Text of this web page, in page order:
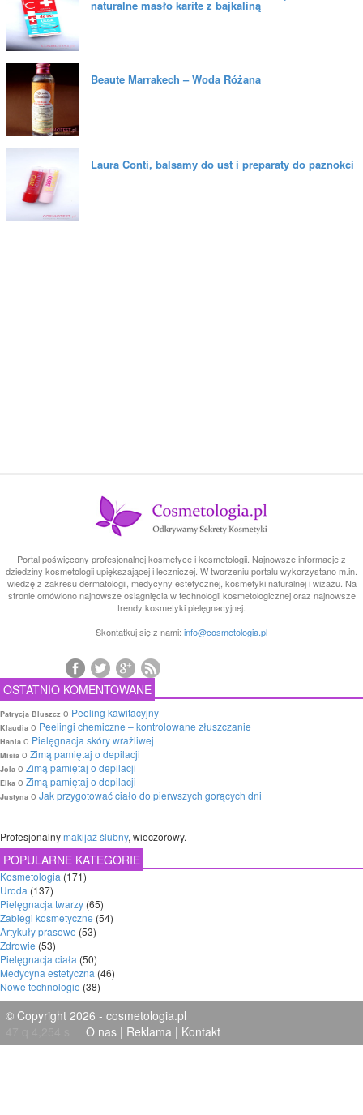
naturalne masło karite z bajkaliną
Beaute Marrakech – Woda Różana
Laura Conti, balsamy do ust i preparaty do paznokci
Portal poświęcony profesjonalnej kosmetyce i kosmetologii. Najnowsze informacje z
dziedziny kosmetologii upiększającej i leczniczej. W tworzeniu portalu wykorzystano m.in.
wiedzę z zakresu dermatologii, medycyny estetycznej, kosmetyki naturalnej i wizażu. Na
stronie omówiono najnowsze osiągnięcia w technologii kosmetologicznej oraz najnowsze
trendy kosmetyki pielęgnacyjnej.
Skontatkuj się z nami: info@cosmetologia.pl
OSTATNIO KOMENTOWANE
Patrycja Bluszcz o Peeling kawitacyjny
Klaudia o Peelingi chemiczne – kontrolowane złuszczanie
Hania o Pielęgnacja skóry wrażliwej
Misia o Zimą pamiętaj o depilacji
Jola o Zimą pamiętaj o depilacji
Elka o Zimą pamiętaj o depilacji
Justyna o Jak przygotować ciało do pierwszych gorących dni
Profesjonalnymakijaż ślubny, wieczorowy.
POPULARNE KATEGORIE
Kosmetologia (171)
Uroda (137)
Pielęgnacja twarzy (65)
Zabiegi kosmetyczne (54)
Artykuły prasowe (53)
Zdrowie (53)
Pielęgnacja ciała (50)
Medycyna estetyczna (46)
Nowe technologie (38)
© Copyright 2026 - cosmetologia.pl
O nas | Reklama | Kontakt